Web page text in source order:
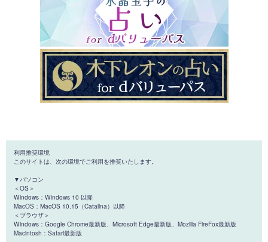
利用推奨環境
このサイトは、次の環境でご利用を推奨いたします。
▼パソコン
＜OS＞
Windows：Windows 10 以降
MacOS：MacOS 10.15（Catalina）以降
＜ブラウザ＞
Windows：Google Chrome最新版、Microsoft Edge最新版、Mozilla FireFox最新版
Macintosh：Safari最新版